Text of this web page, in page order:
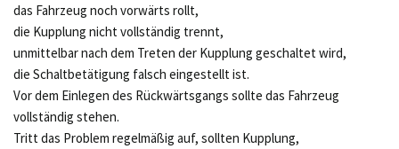
das Fahrzeug noch vorwärts rollt,
die Kupplung nicht vollständig trennt,
unmittelbar nach dem Treten der Kupplung geschaltet wird,
die Schaltbetätigung falsch eingestellt ist.
Vor dem Einlegen des Rückwärtsgangs sollte das Fahrzeug
vollständig stehen.
Tritt das Problem regelmäßig auf, sollten Kupplung,